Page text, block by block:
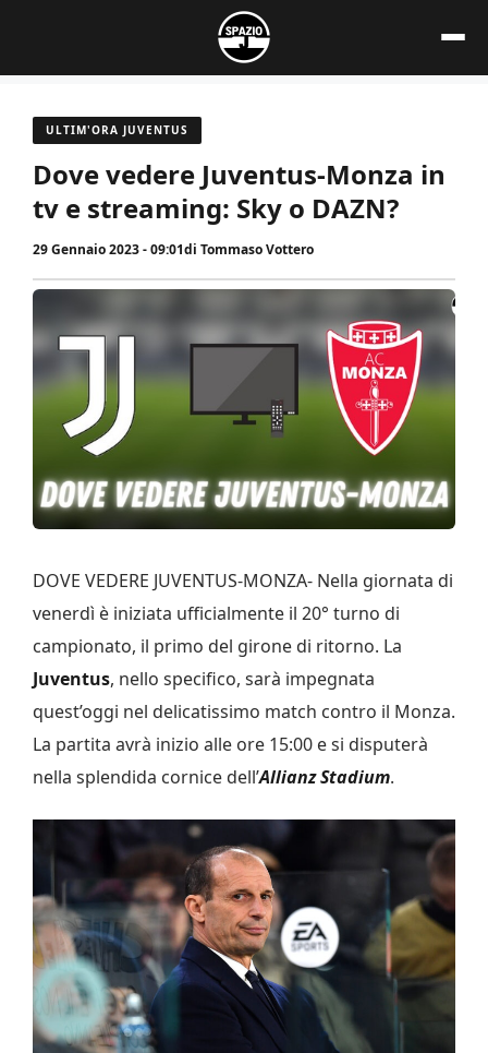
contenuto
ULTIM'ORA JUVENTUS
Dove vedere Juventus-Monza in
tv e streaming: Sky o DAZN?
29 Gennaio 2023 - 09:01di Tommaso Vottero
DOVE VEDERE JUVENTUS-MONZA- Nella giornata di
venerdì è iniziata ufficialmente il 20° turno di
campionato, il primo del girone di ritorno. La
Juventus, nello specifico, sarà impegnata
quest’oggi nel delicatissimo match contro il Monza.
La partita avrà inizio alle ore 15:00 e si disputerà
nella splendida cornice dell’Allianz Stadium.